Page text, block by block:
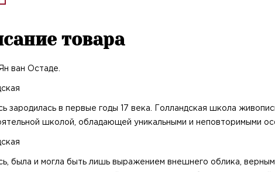
товара
ван Остаде.
зародилась в первые годы 17 века. Голландская школа
школой, обладающей уникальными и неповторимыми
была и могла быть лишь выражением внешнего облика,